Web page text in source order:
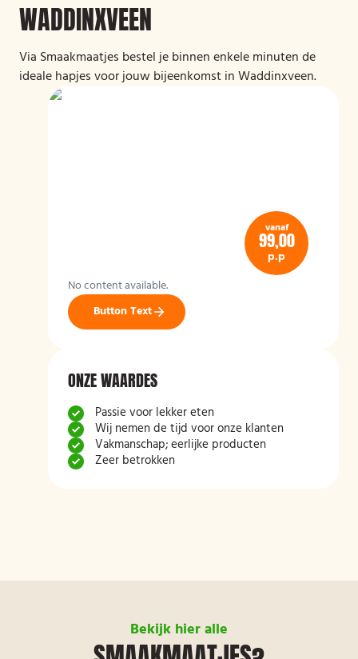
WADDINXVEEN
Via Smaakmaatjes bestel je binnen enkele minuten de
ideale hapjes voor jouw bijeenkomst in Waddinxveen.
vanaf
99,00
p.p
No content available.
Button Text
ONZE WAARDES
Passie voor lekker eten
Wij nemen de tijd voor onze klanten
Vakmanschap; eerlijke producten
Zeer betrokken
Bekijk hier alle